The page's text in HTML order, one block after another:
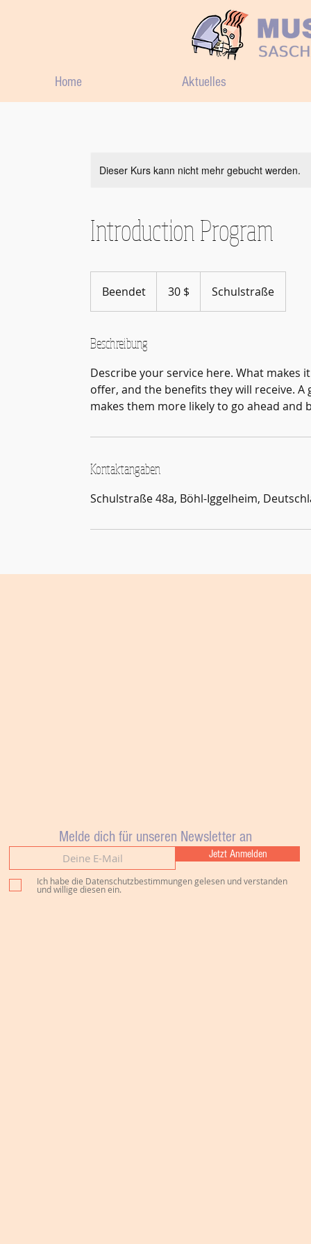
Home Aktuelles
Dieser Kurs kann nicht mehr gebucht werden.
Introduction Program
Beendet
e
n
e
t
Dollar30 $ Schulstraße
Beschreibung
Describe your service here. What makes
offer, and the benefits they will receive.
makes them more likely to go ahead and
Kontaktangaben
Schulstraße 48a, Böhl-Iggelheim,
Melde dich für unseren Newsletter an
Jetzt Anmelden
Ich habe die Datenschutzbestimmungen gelesen und verstanden
und willige diesen ein.